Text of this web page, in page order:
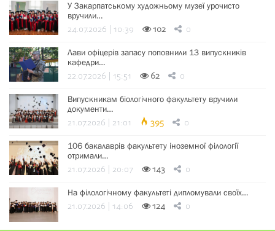
У Закарпатському художньому музеї урочисто
вручили…
24.07.2026 | 10:39 102 0
Лави офіцерів запасу поповнили 13 випускників
кафедри…
22.07.2026 | 15:51 62 0
Випускникам біологічного факультету вручили
документи…
21.07.2026 | 21:01 395 0
106 бакалаврів факультету іноземної філології
отримали…
21.07.2026 | 20:07 143 0
На філологічному факультеті дипломували своїх…
21.07.2026 | 14:06 124 0